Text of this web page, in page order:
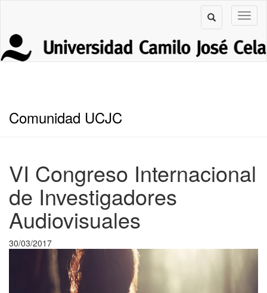
Comunidad UCJC
VI Congreso Internacional
de Investigadores
Audiovisuales
30/03/2017